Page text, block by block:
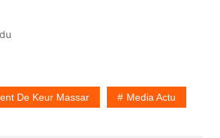
De Keur Massar Media Actu